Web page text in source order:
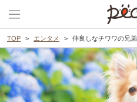
TOP エンタメ 仲良しなチワワの兄弟！ 太陽